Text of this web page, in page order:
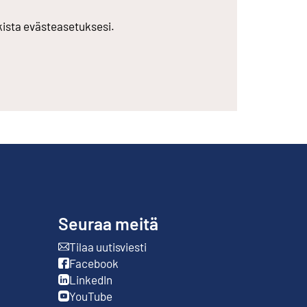
evästeasetuksesi.
Seuraa meitä
Tilaa uutisviesti
Ulkoinen linkki
Facebook
Ulkoinen linkki
LinkedIn
Ulkoinen linkki
YouTube
Ulkoinen linkki